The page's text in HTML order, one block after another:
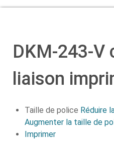
DKM-243-V
liaison
Taille de police Réduire
Augmenter la taille de
Imprimer